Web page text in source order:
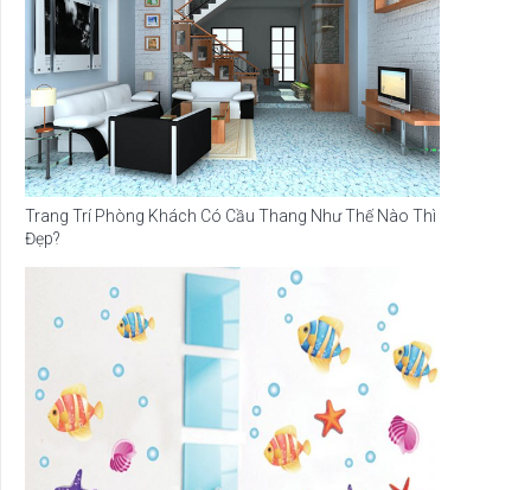
Trang Trí Phòng Khách Có Cầu Thang Như Thế Nào Thì
Đẹp?